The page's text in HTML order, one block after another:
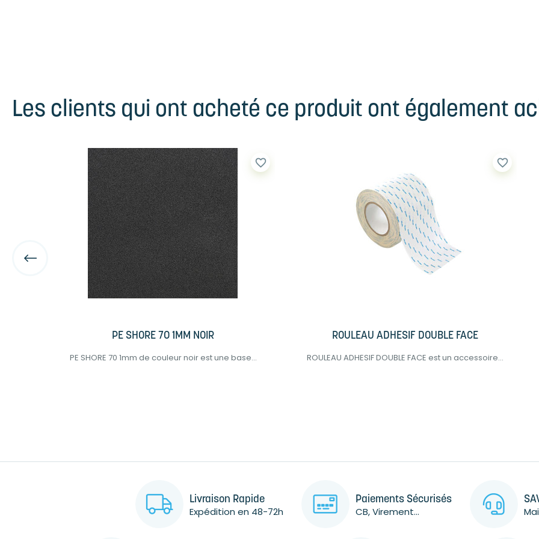
Les clients qui ont acheté ce produit ont également
PE SHORE 70 1MM NOIR
PE SHORE 70 1mm de couleur noir est une base...
favorite_border
ROULEAU ADHESIF DOUBLE FACE
ROULEAU ADHESIF DOUBLE FACE est un accessoire...
favorite_border
Livraison Rapide
Expédition en 48-72h
Paiements Sécurisés
CB, Virement...